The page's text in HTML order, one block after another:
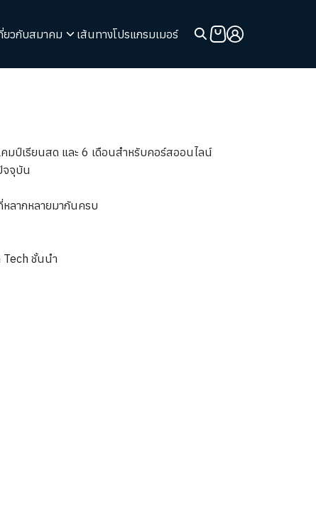
ยวกับสมาคม เส้นทางโปรแกรมเมอร์
มป์เรียนสด และ 6 เดือนสำหรับคอร์สออนไลน์
จจุบัน
หลากหลายมากันครบ
Tech ชั้นนำ